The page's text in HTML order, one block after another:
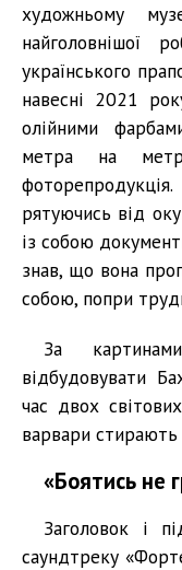
художньому
найголовнішої
українського
навесні 2021
олійними
метра на
рятуючись від
із собою
знав, що вона
собою, попри
За
відбудовувати
час двох
варвари стирають
«Боятись не
Заголовок і
саундтреку